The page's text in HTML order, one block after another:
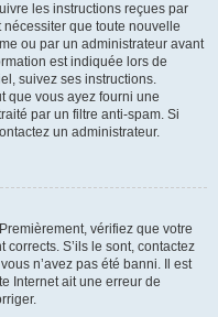
les instructions reçues par
que toute nouvelle
ou par un administrateur avant
est indiquée lors de
suivez ses instructions.
que vous ayez fourni une
par un filtre anti-spam. Si
un administrateur.
vérifiez que votre
corrects. S’ils le sont, contactez
n’avez pas été banni. Il est
Internet ait une erreur de